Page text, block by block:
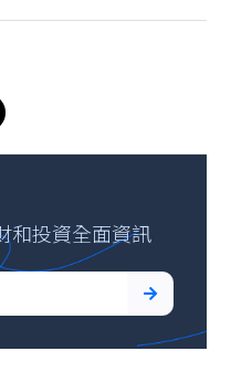
和投資全面資訊